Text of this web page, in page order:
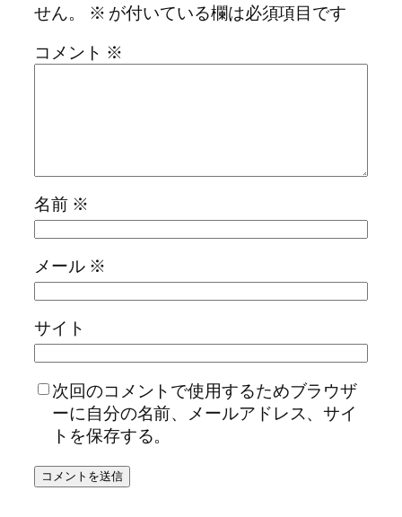
せん。
※ が付いている欄は必須項目です
コメント ※
名前 ※
メール ※
サイト
次回のコメントで使用するためブラウザ
ーに自分の名前、メールアドレス、サイ
トを保存する。